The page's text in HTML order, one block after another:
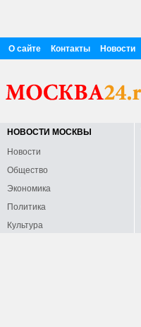
О сайте Контакты Новости
НОВОСТИ МОСКВЫ
Новости
Общество
Экономика
Политика
Культура